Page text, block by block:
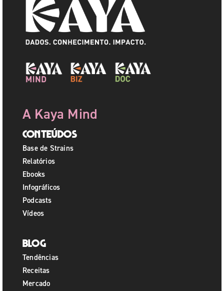
A Kaya Mind
Conteúdos
Base de Strains
Relatórios
Ebooks
Infográficos
Podcasts
Vídeos
Blog
Tendências
Receitas
Mercado